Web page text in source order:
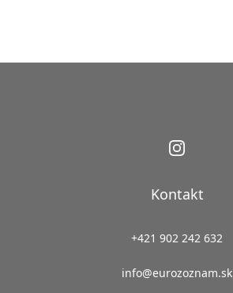
Kontakt
+421 902 242 632
info@eurozoznam.sk